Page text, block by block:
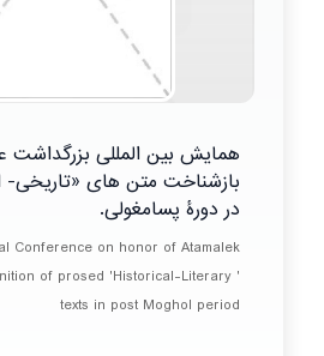
همایش بین المللی
بازشناخت متن های «تاریخی-
در دورۀ پسامغولی.
Conference on honor of Atamalek
of prosed 'Historical-Literary '
texts in post Moghol period